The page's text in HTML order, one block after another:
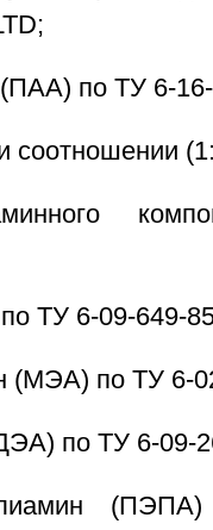
по ТУ 6-
соотношении
ТУ 6-09-649-
(МЭА) по ТУ 6-
по ТУ 6-09-